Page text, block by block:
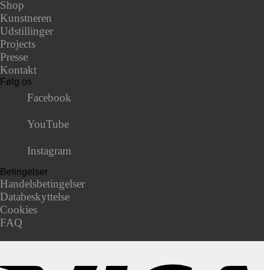
Shop
Kunstneren
Udstillinger
Projects
Presse
Kontakt
Følg os
Facebook
YouTube
Instagram
Betingelser
Handelsbetingelser
Databeskyttelse
Cookies
FAQ